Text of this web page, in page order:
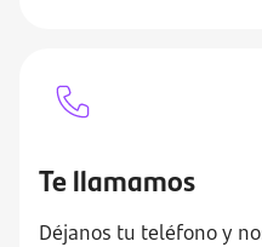
Te llamamos
Déjanos tu teléfono y